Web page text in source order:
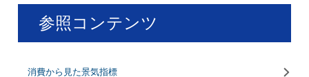
参照コンテンツ
消費から見た景気指標